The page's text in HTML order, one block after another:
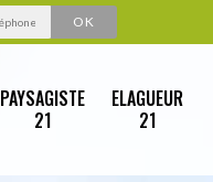
PAYSAGISTE
21
ELAGUEUR
21